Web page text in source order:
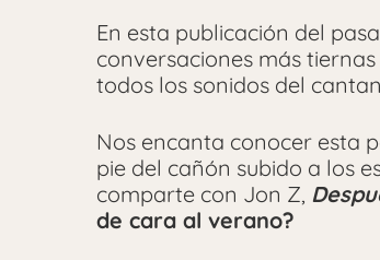
En esta publicación del
conversaciones más
todos los sonidos del
Nos encanta conocer esta
pie del cañón subido a los
comparte con Jon Z,
de cara al verano?